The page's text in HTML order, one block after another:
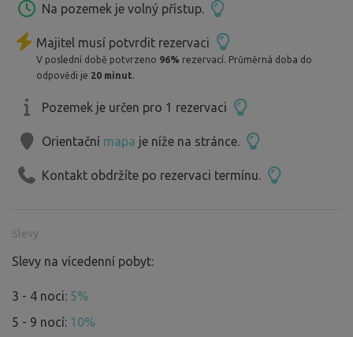
Na pozemek je volný přístup.
Majitel musí potvrdit rezervaci
V poslední době potvrzeno 96% rezervací. Průměrná doba do
odpovědi je 20 minut.
Pozemek je určen pro 1 rezervaci
Orientační mapa je níže na stránce.
Kontakt obdržíte po rezervaci termínu.
Slevy
Slevy na vícedenní pobyt:
3 - 4 noci: 5%
5 - 9 nocí: 10%